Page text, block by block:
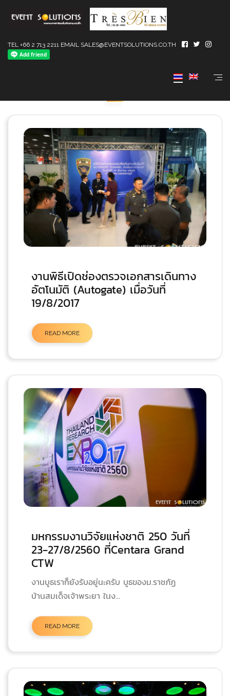
TEL +66 2 713 2211 EMAIL SALES@EVENTSOLUTIONS.CO.TH
งานพิธีเปิดช่องตรวจเอกสารเดินทาง
อัตโนมัติ (Autogate) เมื่อวันที่
19/8/2017
READ MORE
มหกรรมงานวิจัยแห่งชาติ 250 วันที่
23-27/8/2560 ที่Centara Grand
CTW
งานบูธเราก็ยังรับอยู่นะครับ บูธของม.ราชภัฏ
บ้านสมเด็จเจ้าพระยา ในง...
READ MORE